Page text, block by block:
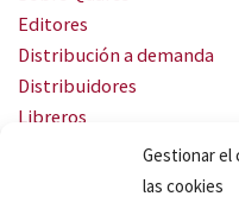
Gestionar el
las cookies
Editores
Distribución a demanda
Distribuidores
Libreros
Servicio Landingweb
Crea tu audiobook